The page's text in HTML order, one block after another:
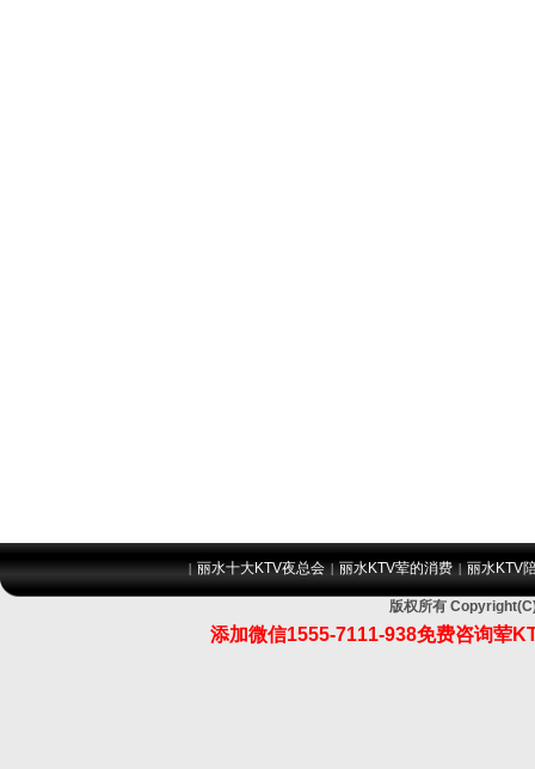
|丽水十大KTV夜总会 |丽水KTV荤的消费 |丽水KTV
版权所有
添加微信1555-7111-938免费咨询荤